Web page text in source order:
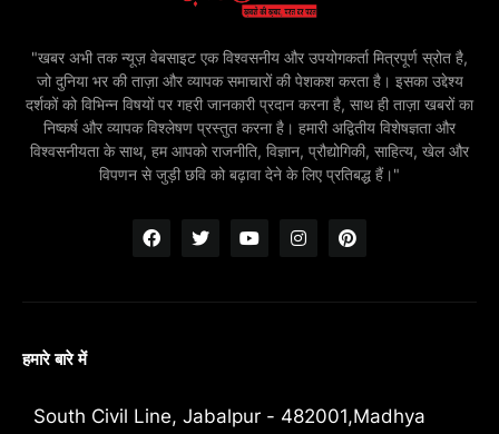
"खबर अभी तक न्यूज़ वेबसाइट एक विश्वसनीय और उपयोगकर्ता मित्रपूर्ण स्रोत है,
जो दुनिया भर की ताज़ा और व्यापक समाचारों की पेशकश करता है। इसका उद्देश्य
दर्शकों को विभिन्न विषयों पर गहरी जानकारी प्रदान करना है, साथ ही ताज़ा खबरों का
निष्कर्ष और व्यापक विश्लेषण प्रस्तुत करना है। हमारी अद्वितीय विशेषज्ञता और
विश्वसनीयता के साथ, हम आपको राजनीति, विज्ञान, प्रौद्योगिकी, साहित्य, खेल और
विपणन से जुड़ी छवि को बढ़ावा देने के लिए प्रतिबद्ध हैं।"
हमारे बारे में
South Civil Line, Jabalpur - 482001,Madhya